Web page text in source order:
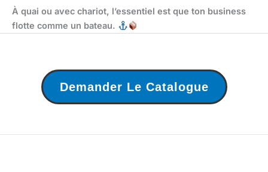
À quai ou avec chariot, l’essentiel est que ton business
flotte comme un bateau.
Demander Le Catalogue